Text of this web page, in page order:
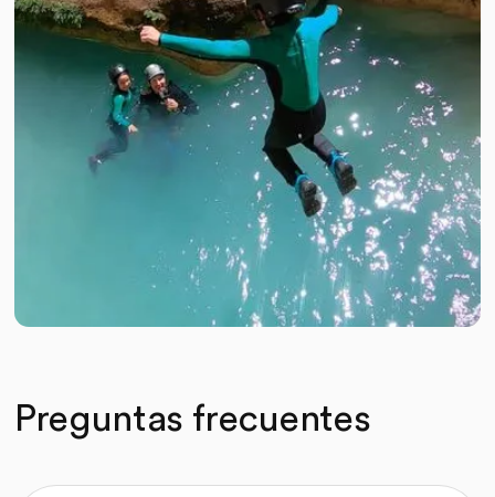
Preguntas frecuentes